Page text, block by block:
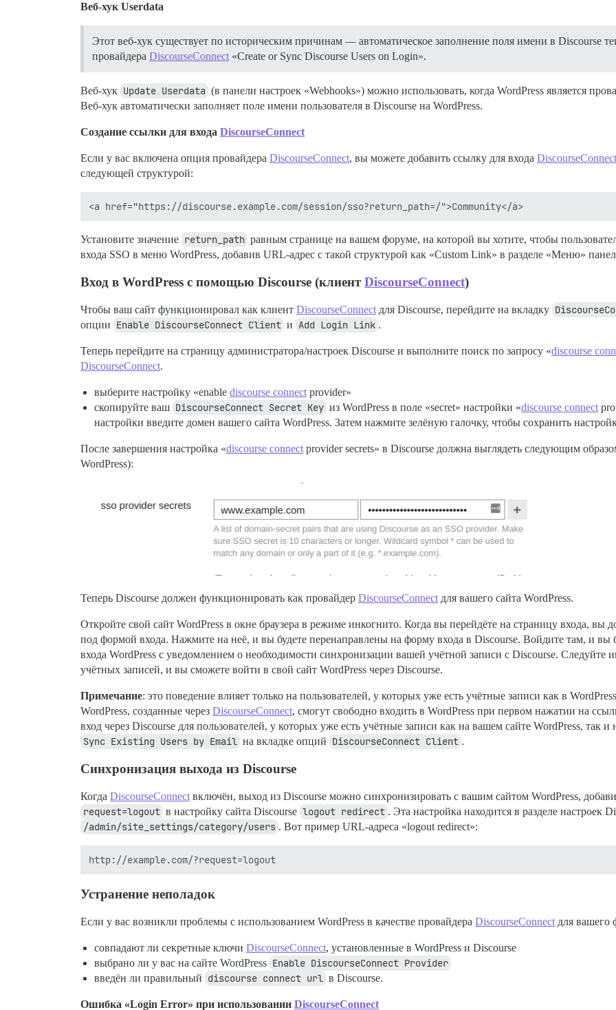
Веб-хук Userdata
Этот веб-хук существует по историческим причинам — автоматическое заполнение поля имени в
провайдера DiscourseConnect «Create or Sync Discourse Users on Login».
Веб-хук Update Userdata (в панели настроек «Webhooks») можно использовать, когда WordPress является
Веб-хук автоматически заполняет поле имени пользователя в Discourse на WordPress.
Создание ссылки для входа DiscourseConnect
Если у вас включена опция провайдера DiscourseConnect, вы можете добавить ссылку для входа DiscourseConnect
следующей структурой:
Установите значение return_path равным странице на вашем форуме, на которой вы хотите, чтобы
входа SSO в меню WordPress, добавив URL-адрес с такой структурой как «Custom Link» в разделе «Меню»
Вход в WordPress с помощью Discourse (клиент DiscourseConnect)
Чтобы ваш сайт функционировал как клиент DiscourseConnect для Discourse, перейдите на вкладку
опции Enable DiscourseConnect Client и Add Login Link .
Теперь перейдите на страницу администратора/настроек Discourse и выполните поиск по запросу «discourse
DiscourseConnect.
выберите настройку «enable discourse connect provider»
скопируйте ваш DiscourseConnect Secret Key из WordPress в поле «secret» настройки «discourse connect
настройки введите домен вашего сайта WordPress. Затем нажмите зелёную галочку, чтобы сохранить
После завершения настройка «discourse connect provider secrets» в Discourse должна выглядеть следующим
WordPress):
Теперь Discourse должен функционировать как провайдер DiscourseConnect для вашего сайта WordPress.
Откройте свой сайт WordPress в окне браузера в режиме инкогнито. Когда вы перейдёте на страницу входа,
под формой входа. Нажмите на неё, и вы будете перенаправлены на форму входа в Discourse. Войдите там, и вы
входа WordPress с уведомлением о необходимости синхронизации вашей учётной записи с Discourse. Следуйте
учётных записей, и вы сможете войти в свой сайт WordPress через Discourse.
Примечание: это поведение влияет только на пользователей, у которых уже есть учётные записи как в
WordPress, созданные через DiscourseConnect, смогут свободно входить в WordPress при первом нажатии на
вход через Discourse для пользователей, у которых уже есть учётные записи как на вашем сайте WordPress,
Sync Existing Users by Email на вкладке опций DiscourseConnect Client .
Синхронизация выхода из Discourse
Когда DiscourseConnect включён, выход из Discourse можно синхронизировать с вашим сайтом WordPress,
request=logout в настройку сайта Discourse logout redirect . Эта настройка находится в разделе настроек
/admin/site_settings/category/users . Вот пример URL-адреса «logout redirect»:
Устранение неполадок
Если у вас возникли проблемы с использованием WordPress в качестве провайдера DiscourseConnect для вашего
совпадают ли секретные ключи DiscourseConnect, установленные в WordPress и Discourse
выбрано ли у вас на сайте WordPress Enable DiscourseConnect Provider
введён ли правильный discourse connect url в Discourse.
Ошибка «Login Error» при использовании DiscourseConnect